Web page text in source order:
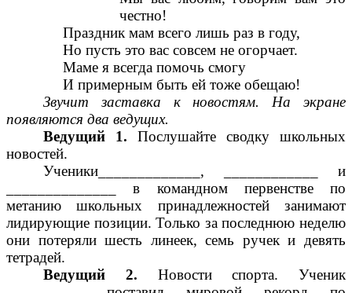
честно!
Праздник мам всего лишь раз в году,
Но пусть это вас совсем не огорчает.
Маме я всегда помочь смогу
И примерным быть ей тоже обещаю!
Звучит заставка к новостям. На экране
появляются два ведущих.
Ведущий 1.Послушайте сводку школьных
новостей.
Ученики_____________, ____________ и
______________ в командном первенстве по
метанию школьных принадлежностей занимают
лидирующие позиции. Только за последнюю неделю
они потеряли шесть линеек, семь ручек и девять
тетрадей.
Ведущий 2. Новости спорта. Ученик